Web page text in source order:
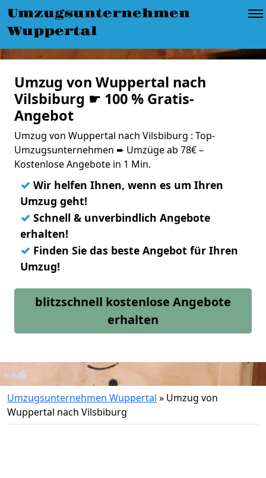
Umzugsunternehmen
Wuppertal
Umzug von Wuppertal nach
Vilsbiburg ☛ 100 % Gratis-
Angebot
Umzug von Wuppertal nach Vilsbiburg : Top-
Umzugsunternehmen ➨ Umzüge ab 78€ –
Kostenlose Angebote in 1 Min.
✓ Wir helfen Ihnen, wenn es um Ihren
Umzug geht!
✓ Schnell & unverbindlich Angebote
erhalten!
✓ Finden Sie das beste Angebot für Ihren
Umzug!
blitzschnell kostenlose Angebote
erhalten
Umzugsunternehmen Wuppertal » Umzug von
Wuppertal nach Vilsbiburg